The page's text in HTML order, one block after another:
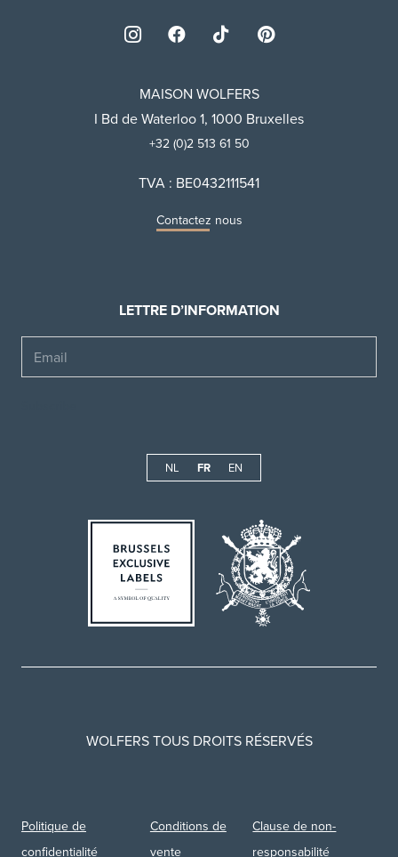
MAISON WOLFERS
I Bd de Waterloo 1, 1000 Bruxelles
+32 (0)2 513 61 50
TVA : BE0432111541
Contactez nous
LETTRE D’INFORMATION
NL FR EN
WOLFERS TOUS DROITS RÉSERVÉS
Politique de
confidentialité
Conditions de
vente
Clause de non-
responsabilité